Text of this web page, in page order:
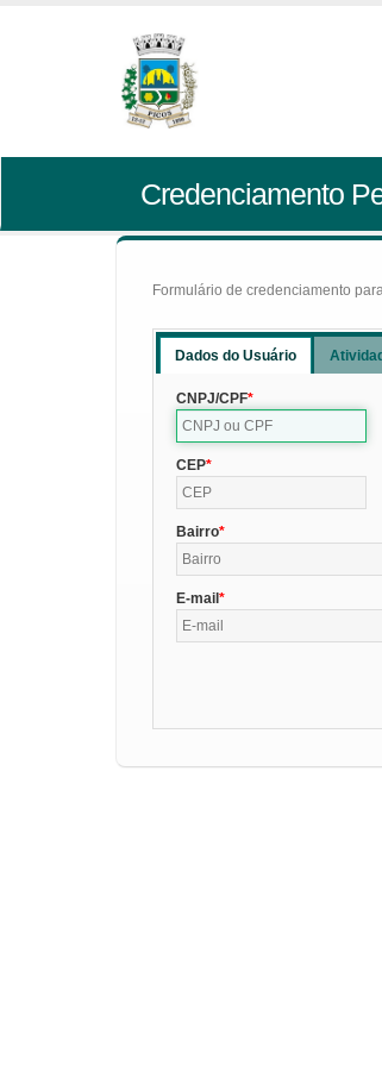
Credenciamento
Formulário de credenciamento
Dados do Usuário
CNPJ/CPF
CEP
Bairro
E-mail